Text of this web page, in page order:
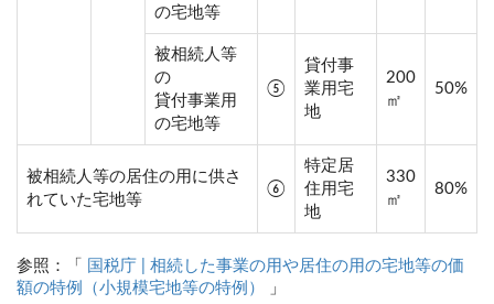
の宅地等
被相続人等
の
貸付事業用
の宅地等
⑤
貸付事
業用宅
地
200
㎡
50%
被相続人等の居住の用に供さ
れていた宅地等
⑥
特定居
住用宅
地
330
㎡
80%
参照：「
国税庁 | 相続した事業の用や居住の用の宅地等の価
額の特例（小規模宅地等の特例）
」